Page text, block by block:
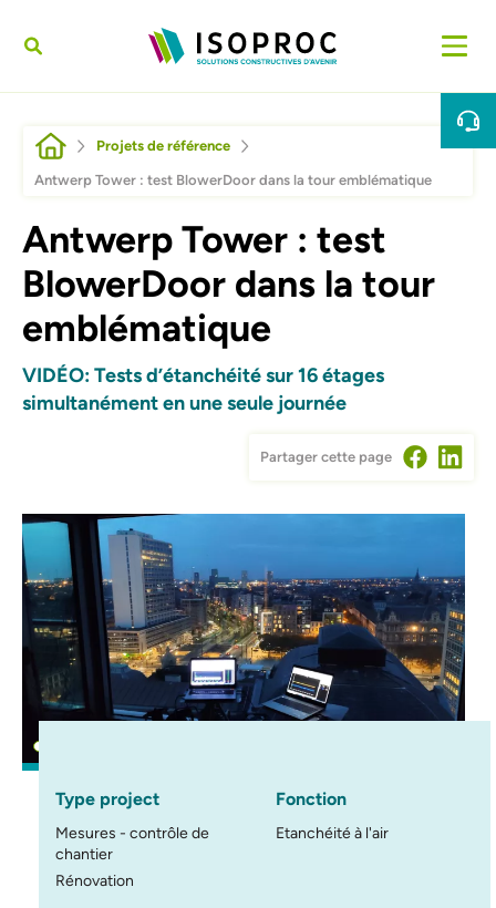
Fil d'Ariane
Projets de référence
Antwerp Tower : test BlowerDoor dans la tour emblématique
Antwerp Tower : test
BlowerDoor dans la tour
emblématique
VIDÉO: Tests d’étanchéité sur 16 étages
simultanément en une seule journée
Partager cette page
Type project
Mesures - contrôle de
chantier
Rénovation
Fonction
Etanchéité à l'air